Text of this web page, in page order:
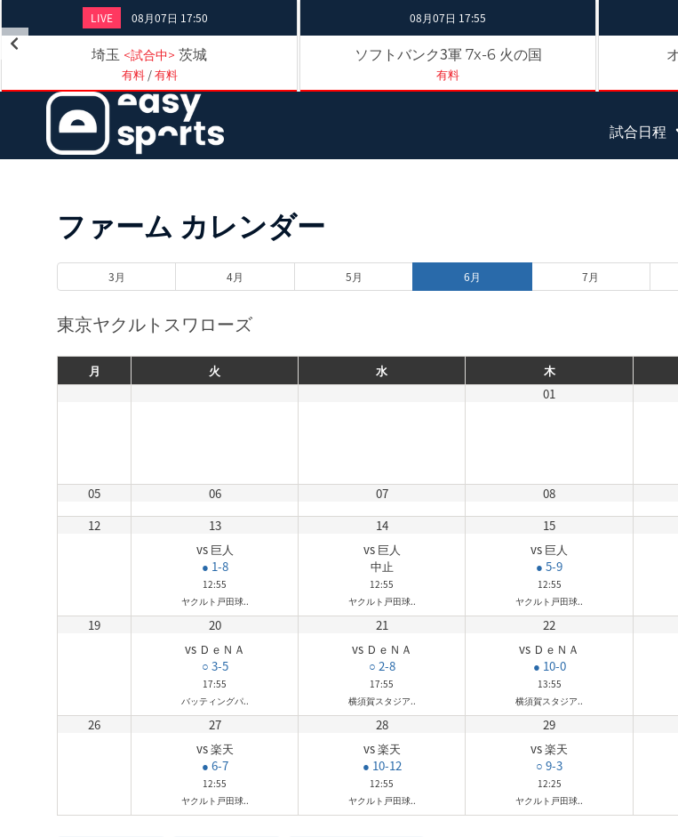
LIVE 08月07日 17:50
埼玉 <試合中> 茨城
有料/有料
08月07日 17:55
ソフトバンク3軍 7x-6 火の国
有料
試合日程
ファーム カレンダー
3月 4月 5月 6月 7月
東京ヤクルトスワローズ
月 火 水 木
01
05 06 07 08
12
13
vs 巨人
● 1-8
12:55
ヤクルト戸田球..
14
vs 巨人
中止
12:55
ヤクルト戸田球..
15
vs 巨人
● 5-9
12:55
ヤクルト戸田球..
19
20
vs ＤｅＮＡ
○ 3-5
17:55
バッティングパ..
21
vs ＤｅＮＡ
○ 2-8
17:55
横須賀スタジア..
22
vs ＤｅＮＡ
● 10-0
13:55
横須賀スタジア..
26
27
vs 楽天
● 6-7
12:55
ヤクルト戸田球..
28
vs 楽天
● 10-12
12:55
ヤクルト戸田球..
29
vs 楽天
○ 9-3
12:25
ヤクルト戸田球..